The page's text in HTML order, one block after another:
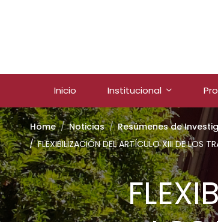
Inicio Institucional
Home Noticias
Resúmenes de
FLEXIBILIZACIÓN DEL ARTÍCULO XIII DE LOS